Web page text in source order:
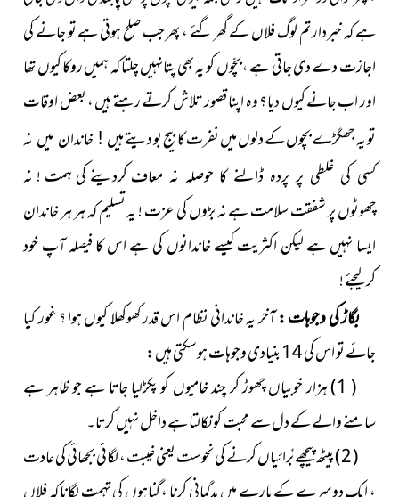
ہے کہ خبردار تم لوگ فلاں کے گھر گئے ، پھر جب صلح ہوتی ہے تو جانے کی
اجازت دے دی جاتی ہے ، بچّوں کو یہ بھی پتانہیں چلتا کہ ہمیں روکا کیوں تھا
اور اب جانے کیوں دیا ؟ وہ اپنا قصور تلاش کرتے رہتے ہیں ، بعض اوقات
تو یہ جھگڑے بچوں کے دلوں میں نفرت کا بیج بو دیتےہیں ! خاندان میں نہ
کسی کی غلطی پر پردہ ڈالنے کا حوصلہ نہ معافکردینے کی ہمت ! نہ
چھوٹوں پر شفقت سلامت ہے نہ بڑوں کی عزت ! یہ تسلیم کہ ہر ہر خاندان
ایسا نہیں ہے لیکن اکثریت کیسے خاندانوں کی ہے اس کا فیصلہ آپ خود
کرلیجئے !
بگاڑ کی وجوہات :آخر یہ خاندانی نظام اس قدر کھوکھلا کیوں ہوا ؟ غور کیا
جائے تو اس کی 14 بنیادی وجوہات ہوسکتی ہیں :
( 1 ) ہزار خوبیاں چھوڑ کر چند خامیوں کو پکڑلیا جاتا ہے جو ظاہر ہے
سامنے والے کے دل سے محبت کو نکالتا ہے داخل نہیں کرتا۔
( 2 ) پیٹھ پیچھے بُرائیاں کرنے کی نحوست یعنی غیبت ، لگائی بجھائی کی عادت